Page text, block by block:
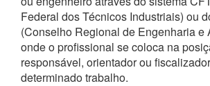
Federal dos Técnicos Industriais) ou
(Conselho Regional de Engenharia e
onde o profissional se coloca na
responsável, orientador ou
determinado trabalho.